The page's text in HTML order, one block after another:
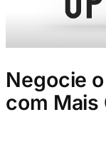
Negocie
com Mais